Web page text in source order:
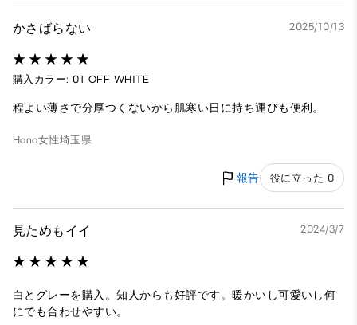
かさばらない 2025/10/13
購入カラー: 01 OFF WHITE
程よい薄さで分厚つくないから肌寒い日に持ち運びも便利。
Hana女性埼玉県
報告 役に立った 0
見ためもイイ 2024/3/7
白とグレーを購入。知人からも好評です。暖かいし可愛いし何
にでも合わせやすい。